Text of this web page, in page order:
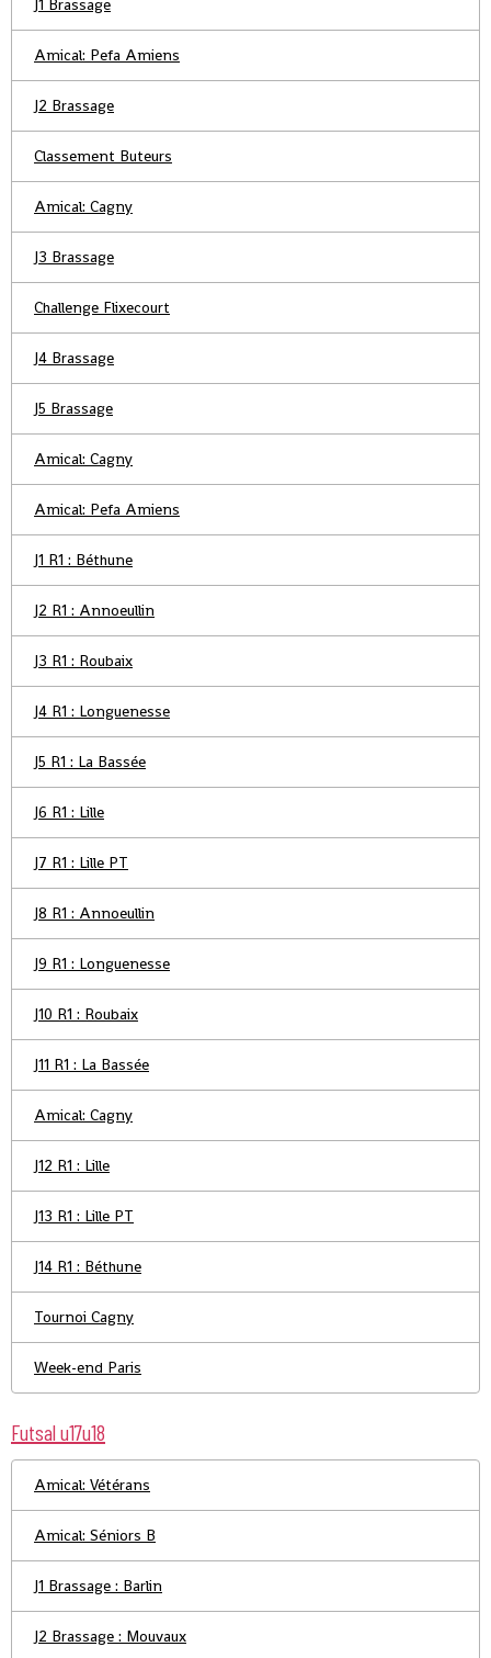
J1 Brassage
Amical: Pefa Amiens
J2 Brassage
Classement Buteurs
Amical: Cagny
J3 Brassage
Challenge Flixecourt
J4 Brassage
J5 Brassage
Amical: Cagny
Amical: Pefa Amiens
J1 R1 : Béthune
J2 R1 : Annoeullin
J3 R1 : Roubaix
J4 R1 : Longuenesse
J5 R1 : La Bassée
J6 R1 : Lille
J7 R1 : Lille PT
J8 R1 : Annoeullin
J9 R1 : Longuenesse
J10 R1 : Roubaix
J11 R1 : La Bassée
Amical: Cagny
J12 R1 : Lille
J13 R1 : Lille PT
J14 R1 : Béthune
Tournoi Cagny
Week-end Paris
Futsal u17u18
Amical: Vétérans
Amical: Séniors B
J1 Brassage : Barlin
J2 Brassage : Mouvaux